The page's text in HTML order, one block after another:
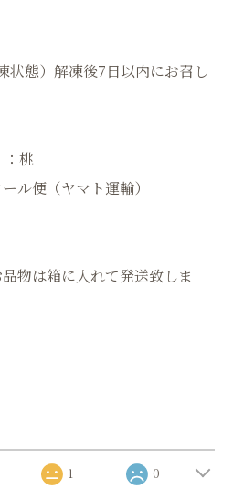
態）解凍後7日以内にお召し
桃
ル便（ヤマト運輸）
物は箱に入れて発送致しま
1 0